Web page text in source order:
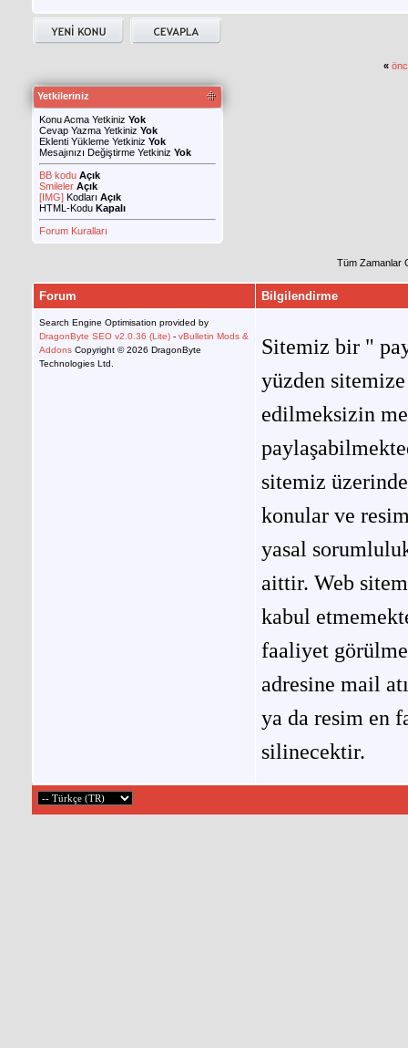
«
Yetkileriniz
Konu Acma Yetkiniz Yok
Cevap Yazma Yetkiniz Yok
Eklenti Yükleme Yetkiniz Yok
Mesajınızı Değiştirme Yetkiniz Yok
BB kodu Açık
Smileler Açık
[IMG] Kodları Açık
HTML-Kodu Kapalı
Forum Kuralları
Tüm Zamanlar
Forum Bilgilendirme
Search Engine Optimisation provided by
DragonByte SEO v2.0.36 (Lite) - vBulletin Mods &
Addons Copyright © 2026 DragonByte
Technologies Ltd.
Sitemiz bir "
yüzden
edilmeksizin
sitemiz
konular ve
yasal
aittir. Web
kabul
faaliyet
adresine mail
ya da resim en
silinecektir.